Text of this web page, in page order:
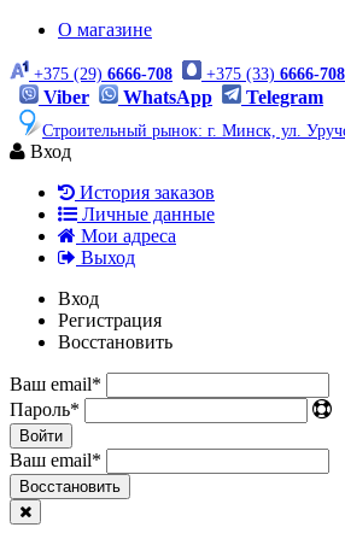
О магазине
+375 (29) 6666-708 +375 (33) 6666-708
Viber WhatsApp Telegram
Строительный рынок: г. Минск, ул.
Вход
История заказов
Личные данные
Мои адреса
Выход
Вход
Регистрация
Восстановить
Ваш email*
Пароль*
Войти
Ваш email*
Воcстановить